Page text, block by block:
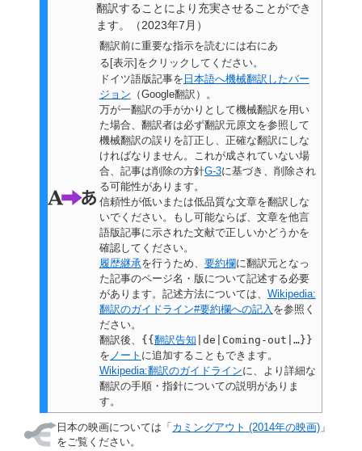
翻訳することにより充実させることができ
ます。
（2023年7月 ）
翻訳前に重要な指示を読むには右にあ
る[表示]をクリックしてください。
ドイツ語版記事を 日本語へ機械翻訳したバー
ジョン （Google翻訳）。
万が一翻訳の手がかりとして機械翻訳を用い
た場合、翻訳者は必ず翻訳元原文を参照して
機械翻訳の誤りを訂正し、正確な翻訳にしな
ければなりません。これが成されていない場
合、 記事は削除の方針G-3に基づき、削除され
る可能性があります。
信頼性が低いまたは低品質な文章を翻訳しな
いでください。もし可能ならば、文章を他言
語版記事に示された文献で正しいかどうかを
確認してください。
履歴継承を行うため、 要約欄に翻訳元となっ
た記事のページ名・版について記述する必要
があります。記述方法については、 Wikipedia:
翻訳のガイドライン#要約欄への記入 を参照く
ださい。
翻訳後、 {{翻訳告知 |de|Coming-out|…}}
を ノート に追加することもできます。
Wikipedia:翻訳のガイドラインに、より詳細な
翻訳の手順・指針についての説明がありま
す。
日本の映画については「 カミングアウト (2014年の映画) 」
をご覧ください。